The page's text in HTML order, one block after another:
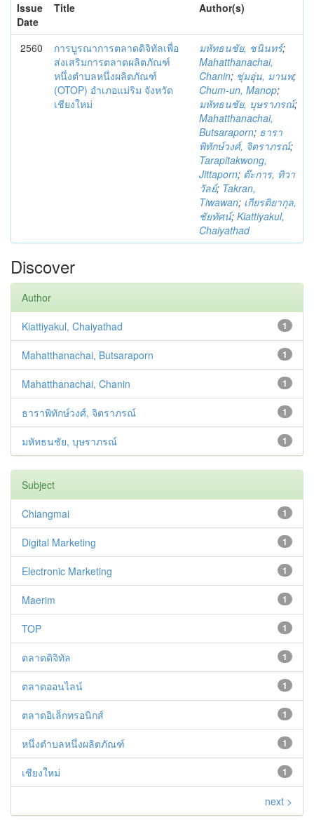
Issue
Date
Title Author(s)
2560
การบูรณาการตลาดดิจิทัลเพื่อ
ส่งเสริมการตลาดผลิตภัณฑ์
หนึ่งตำบลหนึ่งผลิตภัณฑ์
(OTOP) อำเภอแม่ริม จังหวัด
เชียงใหม่
มหัทธนชัย, ชนินทร์;
Mahatthanachai,
Chanin; ชุ่มอุ่น, มานพ;
Chum-un, Manop;
มหัทธนชัย, บุษราภรณ์;
Mahatthanachai,
Butsaraporn; ธารา
พิทักษ์วงศ์, จิตราภรณ์;
Tarapitakwong,
Jittaporn; ต๊ะการ, ทิวา
วัลย์; Takran,
Tiwawan; เกียรติยากุล,
ชัยทัศน์; Kiattiyakul,
Chaiyathad
Discover
Author
1
Kiattiyakul, Chaiyathad
1
Mahatthanachai, Butsaraporn
1
Mahatthanachai, Chanin
1
ธาราพิทักษ์วงศ์, จิตราภรณ์
1
มหัทธนชัย, บุษราภรณ์
Subject
1
Chiangmai
1
Digital Marketing
1
Electronic Marketing
1
Maerim
1
TOP
1
ตลาดดิจิทัล
1
ตลาดออนไลน์
1
ตลาดอิเล็กทรอนิกส์
1
หนึ่งตำบลหนึ่งผลิตภัณฑ์
1
เชียงใหม่
next >